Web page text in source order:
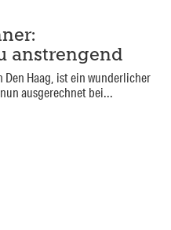
anstrengend
Haag, ist ein wunderlicher
ausgerechnet bei...